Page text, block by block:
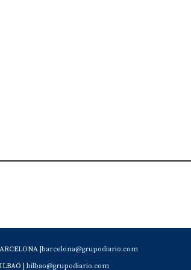
| barcelona@grupodiario.com
| bilbao@grupodiario.com